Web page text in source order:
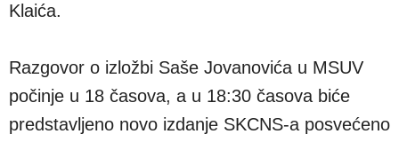
Klaića.
Razgovor o izložbi Saše Jovanovića u MSUV
počinje u 18 časova, a u 18:30 časova biće
predstavljeno novo izdanje SKCNS-a posvećeno